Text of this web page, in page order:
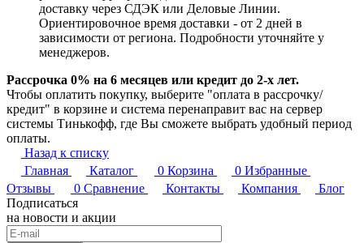
доставку через СДЭК или Деловые Линии.
Ориентировочное время доставки - от 2 дней в
зависимости от региона. Подробности уточняйте у
менеджеров.
Рассрочка 0% на 6 месяцев или кредит до 2-х лет.
Чтобы оплатить покупку, выберите "оплата в рассрочку/
кредит" в корзине и система перенаправит вас на сервер
системы Тинькофф, где Вы сможете выбрать удобный период
оплаты.
Назад к списку
Главная
Каталог 0 Корзина 0 Избранные
Отзывы
0 Сравнение Контакты Компания
Блог
Подписаться
на новости и акции